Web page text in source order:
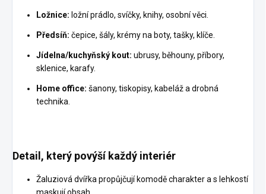
Ložnice: ložní prádlo, svíčky, knihy, osobní věci.
Předsíň: čepice, šály, krémy na boty, tašky, klíče.
Jídelna/kuchyňský kout: ubrusy, běhouny, příbory,
sklenice, karafy.
Home office: šanony, tiskopisy, kabeláž a drobná
technika.
Detail, který povýší každý interiér
Žaluziová dvířka propůjčují komodě charakter a s lehkostí